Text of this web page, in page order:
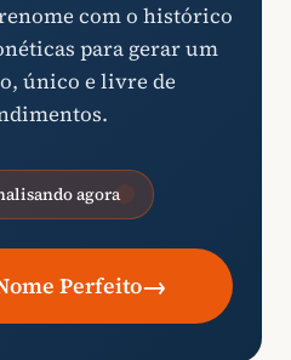
com o histórico
para gerar um
único e livre de
agora
Perfeito→